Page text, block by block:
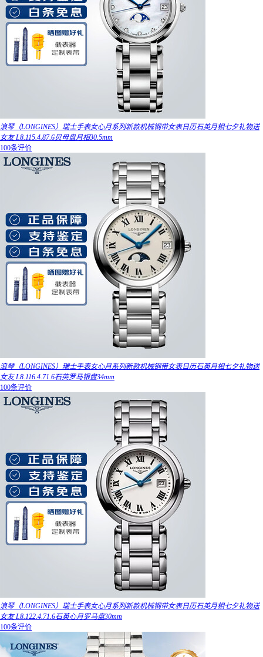
浪琴（LONGINES）瑞士手表女心月系列新款机械钢带女表日历石英月相七夕礼物送
女友 L8.115.4.87.6贝母盘月相30.5mm
100条评价
浪琴（LONGINES）瑞士手表女心月系列新款机械钢带女表日历石英月相七夕礼物送
女友 L8.116.4.71.6石英罗马银盘34mm
100条评价
浪琴（LONGINES）瑞士手表女心月系列新款机械钢带女表日历石英月相七夕礼物送
女友 L8.122.4.71.6石英心月罗马盘30mm
100条评价